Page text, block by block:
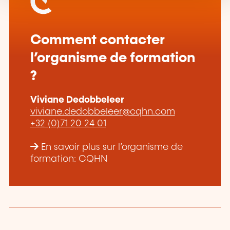
Comment contacter
l’organisme de formation
?
Viviane Dedobbeleer
viviane.dedobbeleer@cqhn.com
+32 (0)71 20 24 01
En savoir plus sur l’organisme de
formation: CQHN